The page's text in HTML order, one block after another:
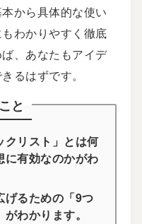
から具体的な使い
わかりやすく徹底
、あなたもアイデ
るはずです。
と
クリスト」とは何
に有効なのかがわ
げるための「9つ
わかります。